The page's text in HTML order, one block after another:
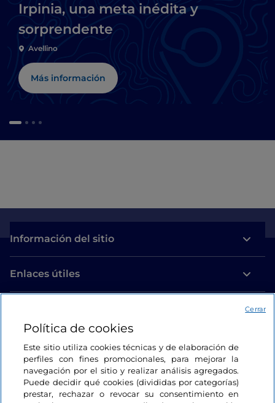
Irpinia, una meta inédita y
sorprendente
Avellino
Más información
Información del sitio
Enlaces útiles
Estamos en contacto
Política de cookies
Este sitio utiliza cookies técnicas y de elaboración de
perfiles con fines promocionales, para mejorar la
navegación por el sitio y realizar análisis agregados.
Puede decidir qué cookies (divididas por categorías)
prestar, rechazar o revocar su consentimiento en
Cerrar